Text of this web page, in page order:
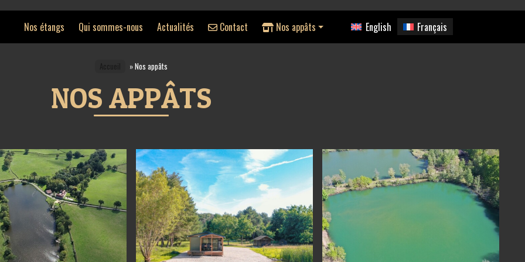
Nos étangs Qui sommes-nous Actualités Contact Nos appâts English Français
»Nos appâts
NOS APPÂTS